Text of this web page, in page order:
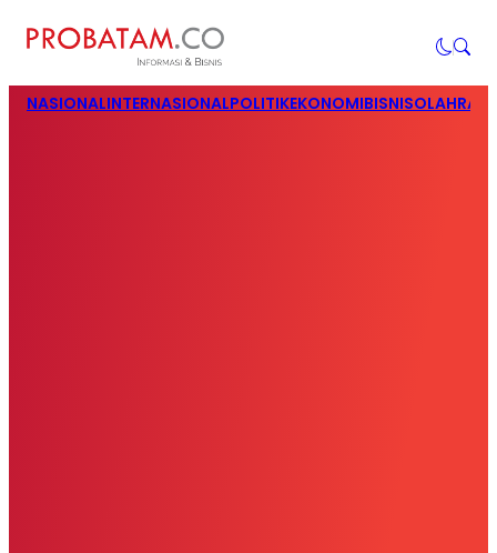
NASIONALINTERNASIONALPOLITIKEKONOMIBISNIS